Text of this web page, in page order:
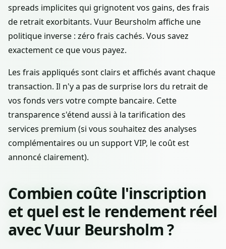
spreads implicites qui grignotent vos gains, des frais
de retrait exorbitants. Vuur Beursholm affiche une
politique inverse : zéro frais cachés. Vous savez
exactement ce que vous payez.
Les frais appliqués sont clairs et affichés avant chaque
transaction. Il n'y a pas de surprise lors du retrait de
vos fonds vers votre compte bancaire. Cette
transparence s'étend aussi à la tarification des
services premium (si vous souhaitez des analyses
complémentaires ou un support VIP, le coût est
annoncé clairement).
Combien coûte l'inscription
et quel est le rendement réel
avec Vuur Beursholm ?